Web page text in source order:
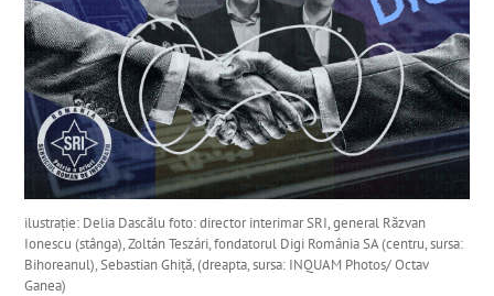
ilustrație: Delia Dascălu foto: director interimar SRI, general Răzvan
Ionescu (stânga), Zoltán Teszári, fondatorul Digi România SA (centru, sursa:
Bihoreanul), Sebastian Ghiță, (dreapta, sursa: INQUAM Photos/ Octav
Ganea)